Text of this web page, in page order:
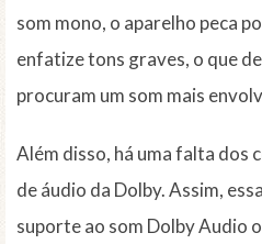
som mono, o aparelho peca
enfatize tons graves, o que
procuram um som mais
Além disso, há uma falta dos
de áudio da Dolby. Assim,
suporte ao som Dolby Audio